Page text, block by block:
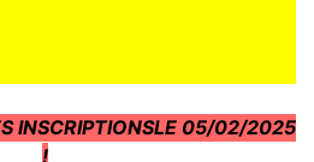
INSCRIPTIONSLE 05/02/2025
!